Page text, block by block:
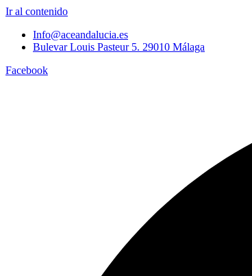
Ir al contenido
Info@aceandalucia.es
Bulevar Louis Pasteur 5. 29010 Málaga
Facebook